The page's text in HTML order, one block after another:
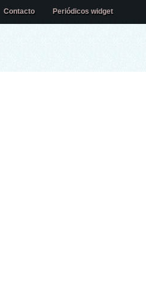
Contacto Periódicos widget